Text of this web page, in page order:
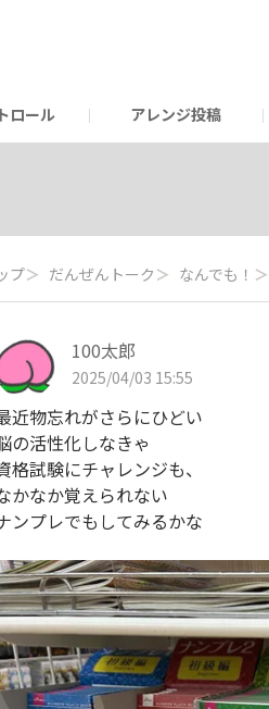
ロール アレンジ投稿
プ＞ だんぜんトーク ＞ なんでも！ ＞
100太郎
2025/04/03 15:55
近物忘れがさらにひどい
の活性化しなきゃ
格試験にチャレンジも、
かなか覚えられない
ンプレでもしてみるかな